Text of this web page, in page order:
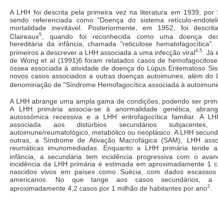
A LHH foi descrita pela primeira vez na literatura em 1939, por
sendo referenciada como "Doença do sistema retículo-
mortalidade inevitável. Posteriormente, em 1952, foi
Claireaux5
, quando foi reconhecida como uma doença
hereditária da infância, chamada "reticulose
primeiros a descrever a LHH associada a uma infecção viral4,5
.
de Wong et al (1991)6 foram relatados casos de
óssea associada à atividade de doença do Lúpus Eritematoso
novos casos associados a outras doenças autoimunes, além do
denominação de "Síndrome Hemofagocítica associada à
A LHH abrange uma ampla gama de condições, podendo ser
A LHH primária associa-se à anormalidade genética,
autossômica recessiva e a LHH eritrofagocítica familiar. A
associada aos distúrbios secundários subjacentes,
autoimune/reumatológico, metabólico ou neoplásico. A LHH
outras, a Síndrome de Ativação Macrofágica (SAM), LHH
reumáticas imunomediadas. Enquanto a LHH primária tende
infância, a secundária tem incidência progressiva com o
incidência da LHH primária é estimada em aproximadamente 1
nascidos vivos em países como Suécia, com dados
americanos. No que tange aos casos secundários,
aproximadamente 4,2 casos por 1 milhão de habitantes por ano2